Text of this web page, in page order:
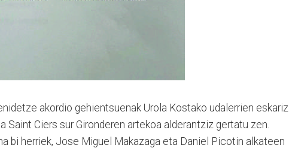
akordio gehientsuenak Urola Kostako udalerrien eskariz
Saint Ciers sur Gironderen artekoa alderantziz gertatu zen.
bi herriek, Jose Miguel Makazaga eta Daniel Picotin alkateen